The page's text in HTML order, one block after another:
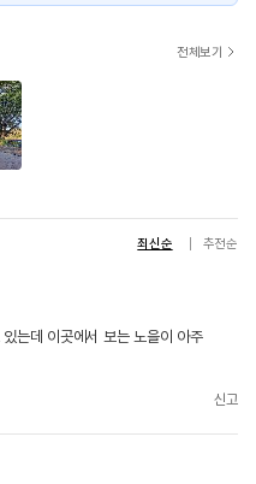
전체보기
최신순 추천순
는데 이곳에서 보는 노을이 아주
신고